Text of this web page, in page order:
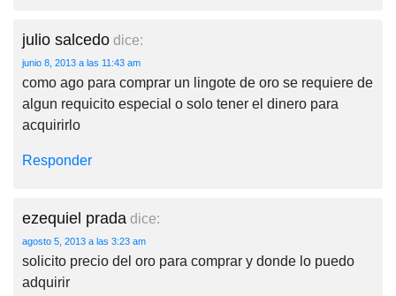
julio salcedo dice:
junio 8, 2013 a las 11:43 am
como ago para comprar un lingote de oro se requiere de
algun requicito especial o solo tener el dinero para
acquirirlo
Responder
ezequiel prada dice:
agosto 5, 2013 a las 3:23 am
solicito precio del oro para comprar y donde lo puedo
adquirir